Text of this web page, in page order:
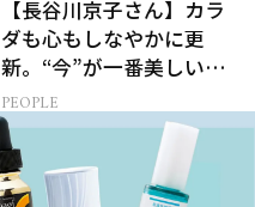
【長谷川京子さん】カラ
ダも心もしなやかに更
新。“今”が一番美しい
［特別画像集］
PEOPLE